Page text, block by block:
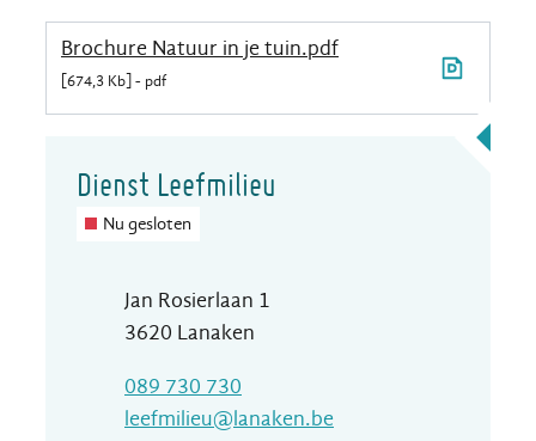
Brochure Natuur in je tuin.pdf
674,3 Kb pdf
Dienst Leefmilieu
Nu gesloten
AdresJan Rosierlaan 1
,3620 Lanaken
089 730 730
E-mailleefmilieu@lanaken.be